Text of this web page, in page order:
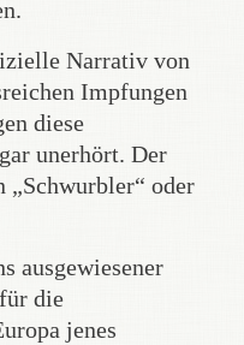
Narrativ von
Impfungen
diese
unerhört. Der
oder
ausgewiesener
die
jenes